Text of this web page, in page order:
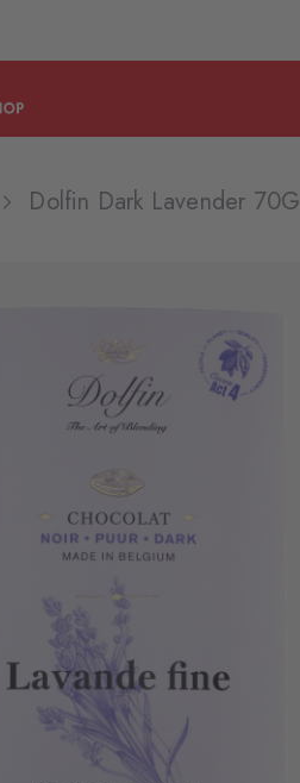
Dolfin Dark Lavender 70G